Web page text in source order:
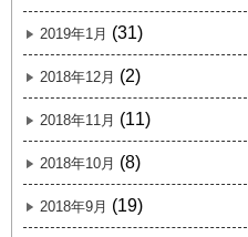
2019年1月 (31)
2018年12月 (2)
2018年11月 (11)
2018年10月 (8)
2018年9月 (19)